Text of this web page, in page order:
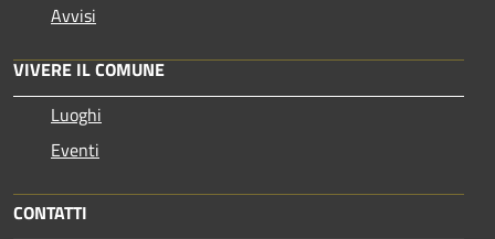
Avvisi
VIVERE IL COMUNE
Luoghi
Eventi
CONTATTI